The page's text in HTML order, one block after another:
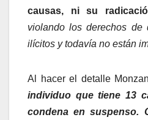
causas, ni su
violando los derechos de
ilícitos y todavía no están
Al hacer el detalle
individuo que tiene 13
condena en suspenso.